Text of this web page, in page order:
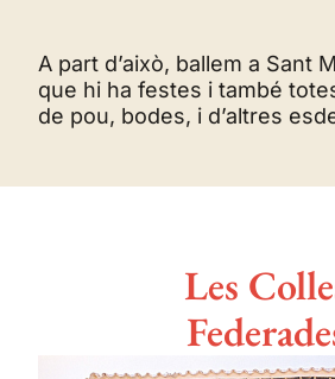
A part d’això, ballem a Sant
que hi ha festes i també
de pou, bodes, i d’altres
Les